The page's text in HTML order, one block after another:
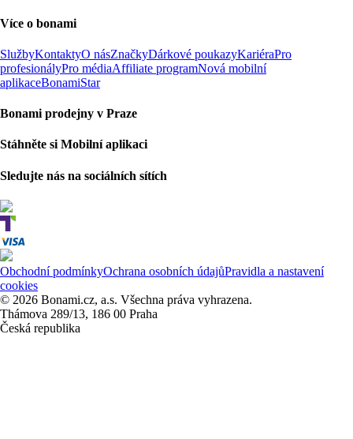
Více o bonami
SlužbyKontaktyO násZnačkyDárkové poukazyKariéraPro
profesionályPro médiaAffiliate programNová mobilní
aplikaceBonamiStar
Bonami prodejny v Praze
Stáhněte si Mobilní aplikaci
Sledujte nás na sociálních sítích
Obchodní podmínkyOchrana osobních údajůPravidla a nastavení
cookies
© 2026 Bonami.cz, a.s. Všechna práva vyhrazena.
Thámova 289/13, 186 00 Praha
Česká republika